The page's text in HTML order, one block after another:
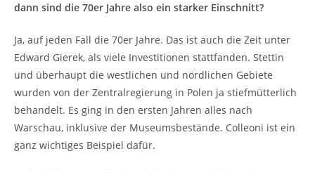
dann sind die 70er Jahre also ein starker Einschnitt?
Ja, auf jeden Fall die 70er Jahre. Das ist auch die Zeit unter
Edward Gierek, als viele Investitionen stattfanden. Stettin
und überhaupt die westlichen und nördlichen Gebiete
wurden von der Zentralregierung in Polen ja stiefmütterlich
behandelt. Es ging in den ersten Jahren alles nach
Warschau, inklusive der Museumsbestände. Colleoni ist ein
ganz wichtiges Beispiel dafür.